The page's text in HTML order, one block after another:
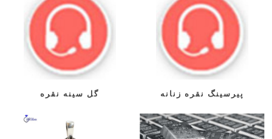
گل سینه نقره پیرسینگ نقره زنانه